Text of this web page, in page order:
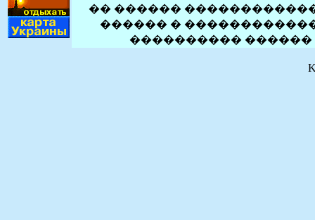
�� ������
������ �
����������